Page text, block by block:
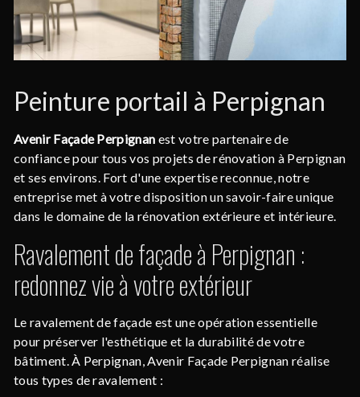
Peinture portail à Perpignan
Avenir Façade Perpignan est votre partenaire de
confiance pour tous vos projets de rénovation à Perpignan
et ses environs. Fort d'une expertise reconnue, notre
entreprise met à votre disposition un savoir-faire unique
dans le domaine de la rénovation extérieure et intérieure.
Ravalement de façade à Perpignan :
redonnez vie à votre extérieur
Le ravalement de façade est une opération essentielle
pour préserver l'esthétique et la durabilité de votre
bâtiment. À Perpignan, Avenir Façade Perpignan réalise
tous types de ravalement :